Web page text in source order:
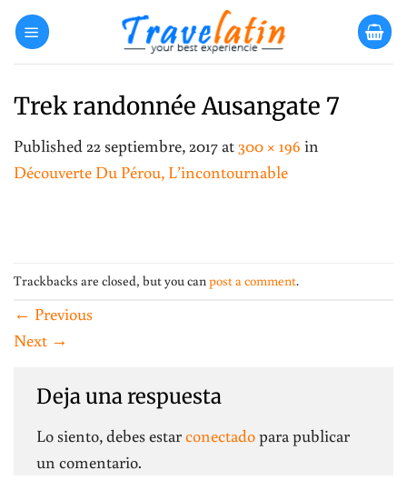
Skip
Trek randonnée Ausangate 7
Published22 septiembre, 2017at 300 × 196 in
Découverte Du Pérou, L’incontournable
Trackbacks are closed, but you canpost a comment.
← Previous
Next →
Deja una respuesta
Lo siento, debes estarconectadopara publicar
un comentario.